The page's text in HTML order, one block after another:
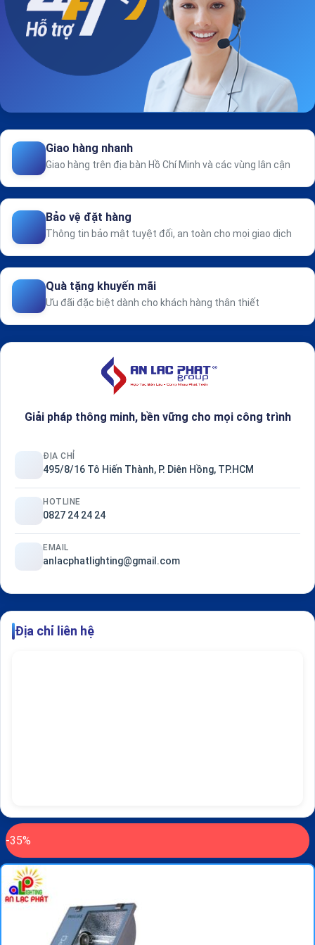
Giao hàng nhanh
Giao hàng trên địa bàn Hồ Chí Minh và các vùng lân cận
Bảo vệ đặt hàng
Thông tin bảo mật tuyệt đối, an toàn cho mọi giao dịch
Quà tặng khuyến mãi
Ưu đãi đặc biệt dành cho khách hàng thân thiết
Giải pháp thông minh, bền vững cho mọi công trình
ĐỊA CHỈ
495/8/16 Tô Hiến Thành, P. Diên Hồng, TP.HCM
HOTLINE
0827 24 24 24
EMAIL
anlacphatlighting@gmail.com
Địa chỉ liên hệ
-35%